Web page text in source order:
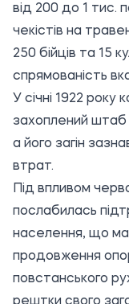
від 200 до 1 тис.
чекістів на
250 бійців та 15
спрямованість
У січні 1922 року
захоплений
а його загін
втрат.
Під впливом
послабилась
населення, що
продовження
повстанського
рештки свого